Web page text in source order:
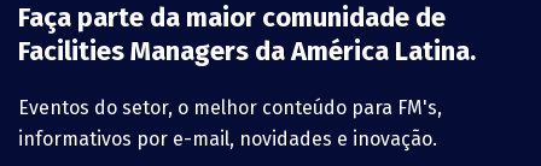
Faça parte da maior comunidade de
Facilities Managers da América Latina.
Eventos do setor, o melhor conteúdo para FM's,
informativos por e-mail, novidades e inovação.